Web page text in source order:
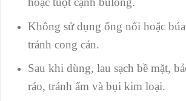
Không sử dụng ống nối hoặc
tránh cong cán.
Sau khi dùng, lau sạch bề mặt,
ráo, tránh ẩm và bụi kim loại.